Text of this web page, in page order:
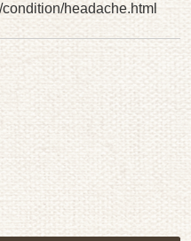
headache.html